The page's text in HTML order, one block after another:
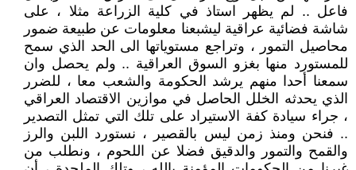
فاعل .. لم يظهر استاذ في كلية الزراعة مثلا ، على
شاشة فضائية عراقية ليشبعنا معلومات عن طبيعة ضمور
محاصيل التمور ، وتراجع مستوياتها الى الحد الذي سمح
للمستورد منها بغزو السوق العراقية .. ولم يحصل وان
سمعنا أحدا منهم يرشد الحكومة والشعب معا ، للضرر
الذي يحدثه الخلل الحاصل في موازين الاقتصاد العراقي
، جراء سيادة كفة الاستيراد على تلك التي تمثل التصدير
.. فنحن ومنذ زمن ليس بالقصير ، نستورد اللبن والرز
والقمح والتمور والدقيق فضلا عن اللحوم ، ونطلب من